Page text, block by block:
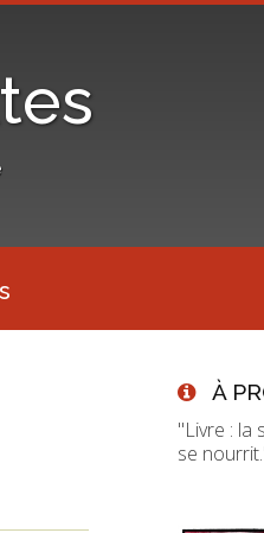
À
"Livre : la
se